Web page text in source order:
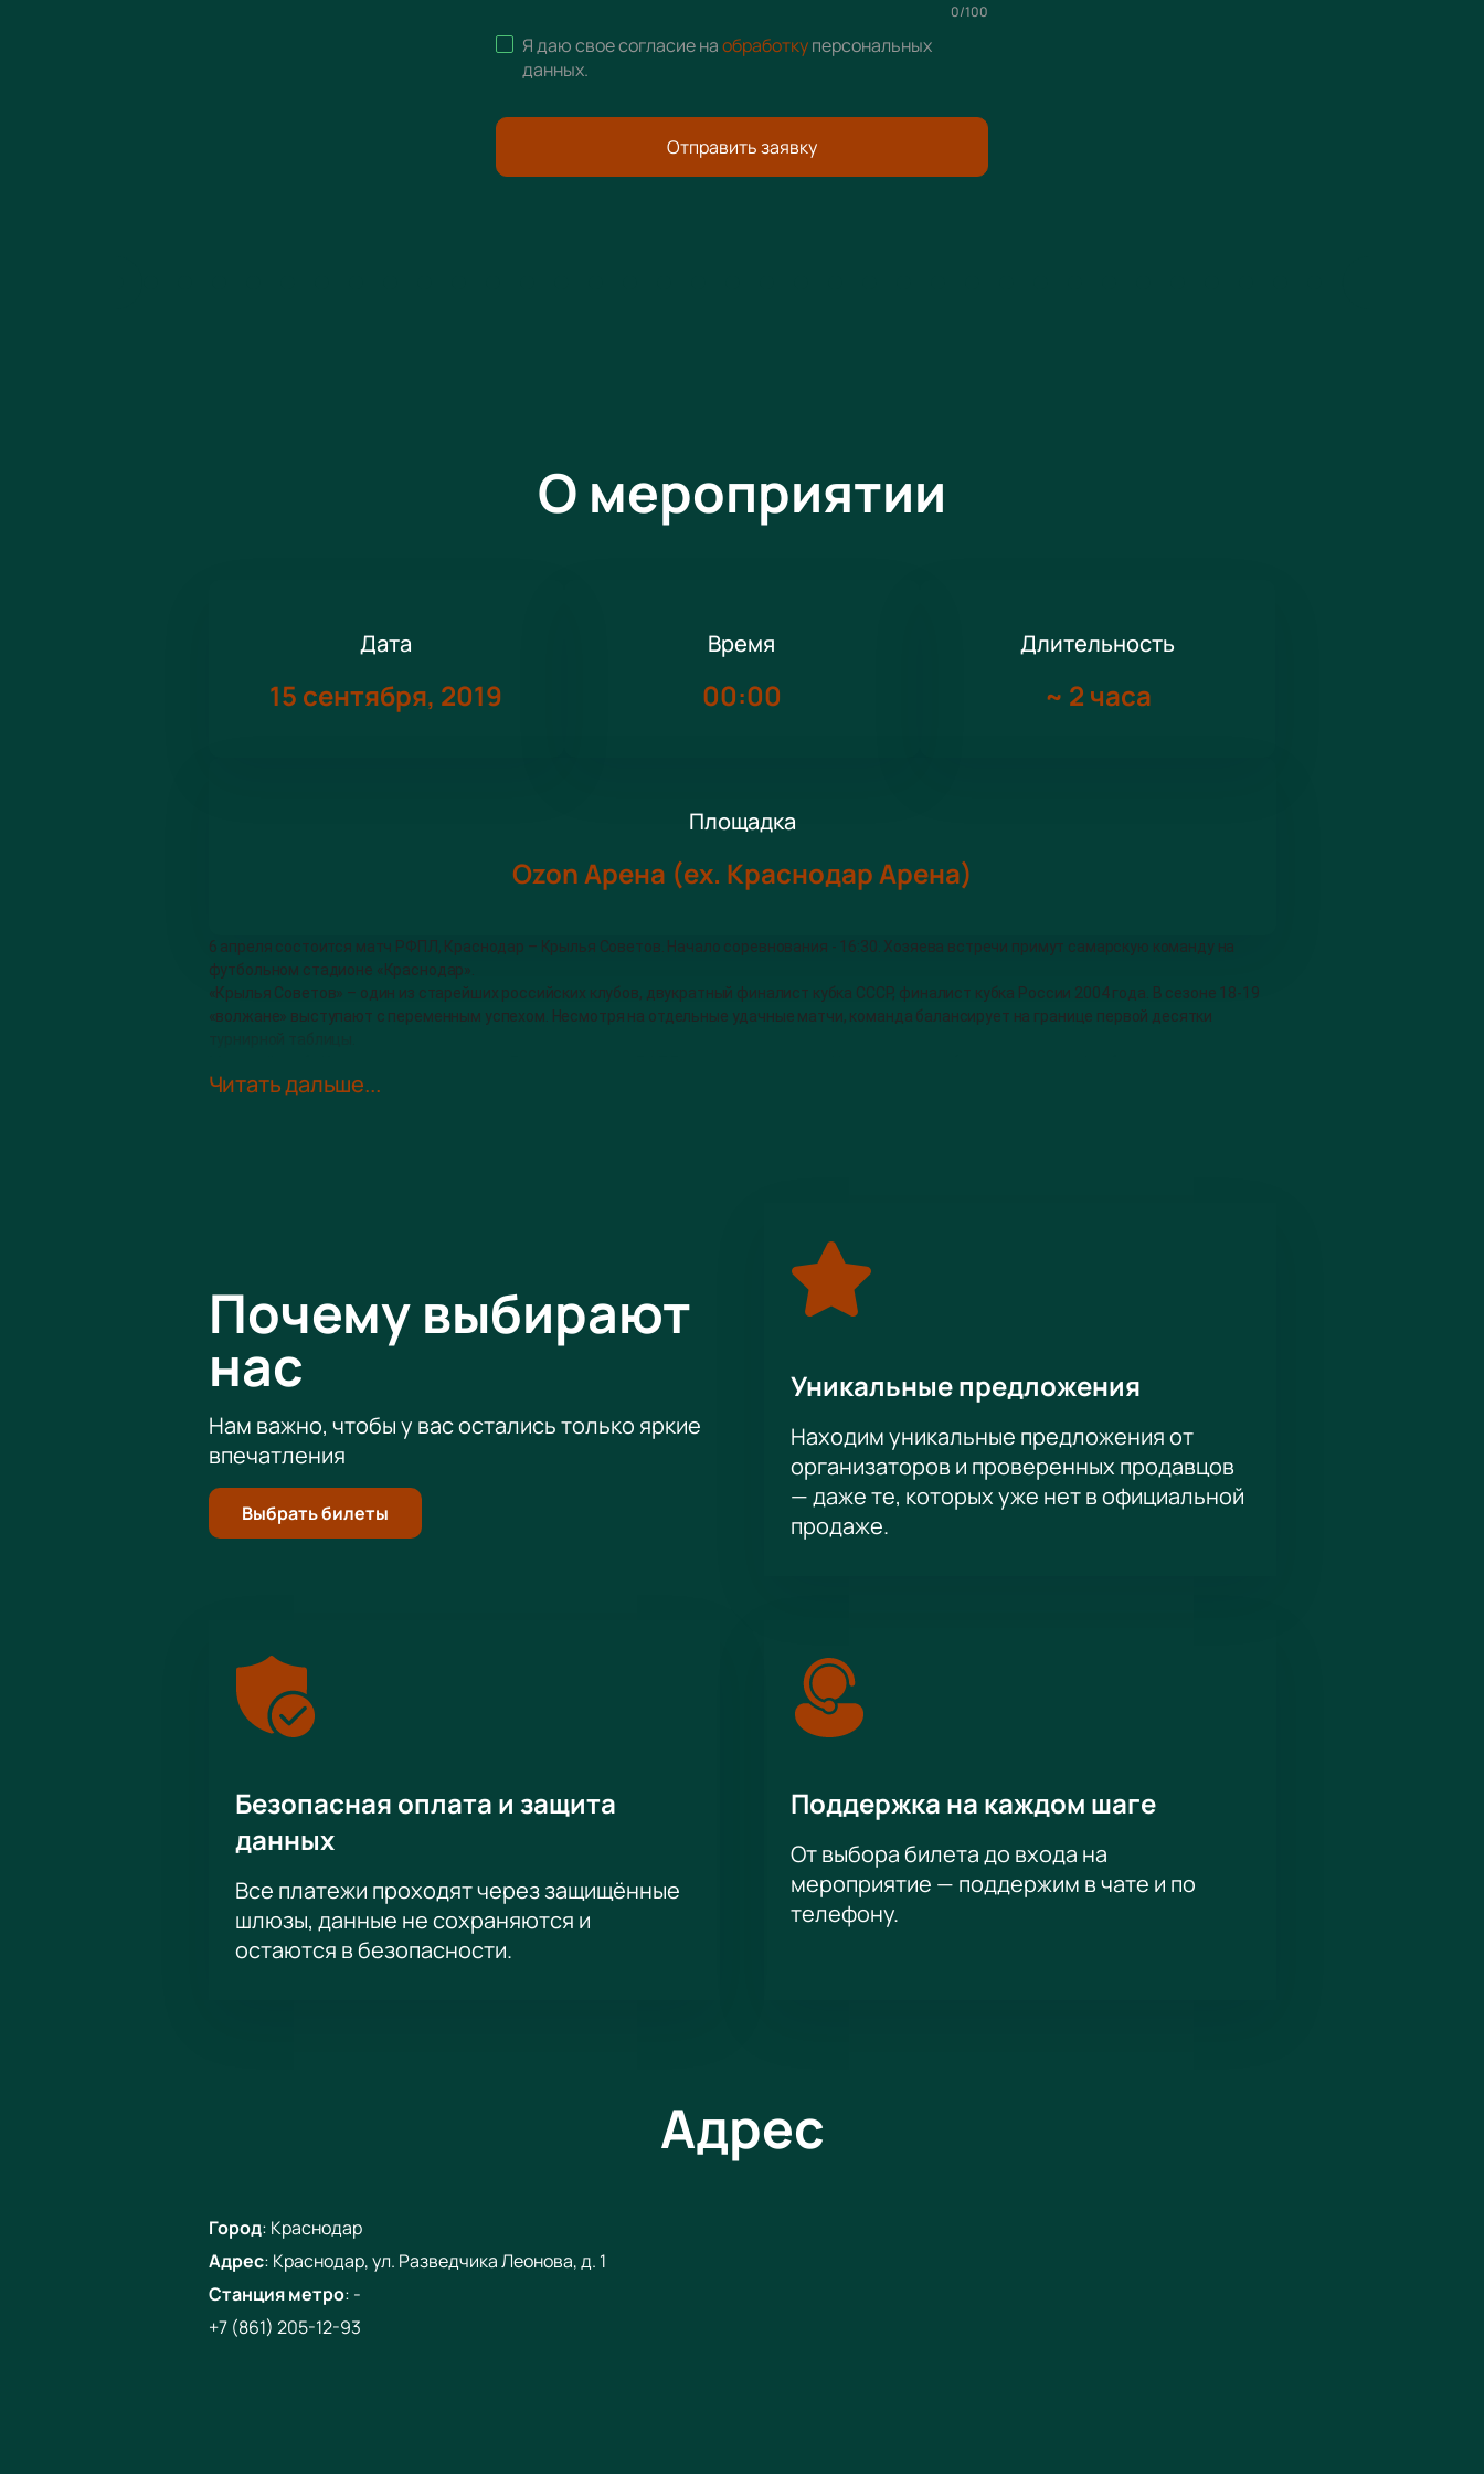
0/100
Я даю свое согласие наобработкуперсональных
данных.
Отправить заявку
О мероприятии
Дата
15 сентября, 2019
Время
00:00
Длительность
~ 2 часа
Площадка
Ozon Арена (ex. Краснодар Арена)
6 апреля состоится матч РФПЛ, Краснодар – Крылья Советов. Начало соревнования - 16:30. Хозяева встречи примут самарскую команду на
футбольном стадионе «Краснодар».
«Крылья Советов» – один из старейших российских клубов, двукратный финалист кубка СССР, финалист кубка России 2004 года. В сезоне 18-19
«волжане» выступают с переменным успехом. Несмотря на отдельные удачные матчи, команда балансирует на границе первой десятки
благодаря клубным цветам) имеют все шансы стать одним из призеров этого сезона. Лидер турнирной таблицы – «Зенит» – опережает хозяев
вместимостью и медиаэкраном на 360 градусов, который заменяет обычное табло. Настоящий футбольный болельщик должен увидеть это
Читать дальше...
Почему выбирают
нас
Нам важно, чтобы у вас остались только яркие
впечатления
Выбрать билеты
Уникальные предложения
Находим уникальные предложения от
организаторов и проверенных продавцов
— даже те, которых уже нет в официальной
продаже.
Безопасная оплата и защита
данных
Все платежи проходят через защищённые
шлюзы, данные не сохраняются и
остаются в безопасности.
Поддержка на каждом шаге
От выбора билета до входа на
мероприятие — поддержим в чате и по
телефону.
Адрес
Город: Краснодар
Адрес: Краснодар, ул. Разведчика Леонова, д. 1
Станция метро: -
+7 (861) 205-12-93